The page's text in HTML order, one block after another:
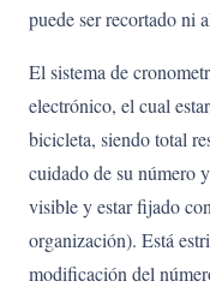
puede ser recortado ni
El sistema de
electrónico, el cual
bicicleta, siendo total
cuidado de su número
visible y estar fijado
organización). Está
modificación del